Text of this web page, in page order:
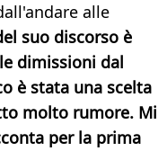
alle
suo discorso è
dimissioni dal
è stata una scelta
molto rumore. Mi
per la prima